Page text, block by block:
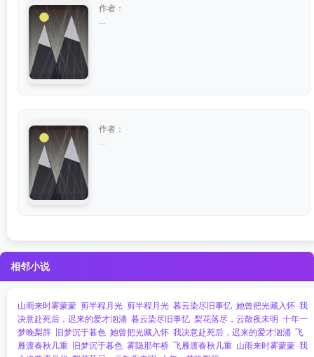
作者：
作者：
相邻小说
山雨来时雾蒙蒙 剪半程月光 剪半程月光 暮云染尽旧事忆 她曾把光藏入怀 我
决意赴死后，迟来的爱才汹涌 暮云染尽旧事忆 梨花落尽，云散夜未明 十年一
梦晚梨辞
旧梦沉于暮色 她曾把光藏入怀 我决意赴死后，迟来的爱才汹涌 飞
雁渡春秋几重
旧梦沉于暮色 雾隐那年桥 飞雁渡春秋几重 山雨来时雾蒙蒙 我